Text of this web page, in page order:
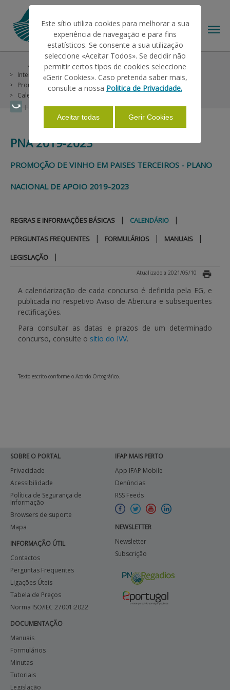
Faça Swipe para ver o menu
O IFAP
AJUDAS/APOIOS
INFORMAÇÕES
PAGAMENTOS
APOIO AO BENEFICIÁRIO
Entrar / Registar
Ajudas/Apoios Outras Ajudas
Histórico
Intervençao em Mercados
Vinho e Vinha
Promoção de Vinho em Países Terceiros
PNA 2019-2023
Calendário
PNA 2019-2023
PROMOÇÃO DE VINHO EM PAISES TERCEIROS - PLANO
NACIONAL DE APOIO 2019-2023
REGRAS E INFORMAÇÕES BÁSICAS | CALENDÁRIO |
PERGUNTAS FREQUENTES | FORMULÁRIOS | MANUAIS |
LEGISLAÇÃO |
Atualizado a 2021/05/10
A calendarização de cada concurso é definida pela EG, e
publicada no respetivo Aviso de Abertura e subsequentes
rectificações.
Para consultar as datas e prazos de um determinado
concurso, consulte o sítio do IVV.
Texto escrito conforme o Acordo Ortográfico.
SOBRE O PORTAL
Privacidade
Acessibilidade
Política de Segurança de
Informação
Browsers de suporte
Mapa
INFORMAÇÃO ÚTIL
Contactos
Perguntas Frequentes
Ligações Úteis
Tabela de Preços
Norma ISO/IEC 27001:2022
DOCUMENTAÇÃO
Manuais
Formulários
Minutas
Tutoriais
Legislação
IFAP MAIS PERTO
App IFAP Mobile
Denúncias
RSS Feeds
NEWSLETTER
Newsletter
Subscrição
Este sítio utiliza cookies para melhorar a sua
experiência de navegação e para fins
estatísticos. Se consente a sua utilização
seleccione «Aceitar Todos». Se decidir não
permitir certos tipos de cookies seleccione
«Gerir Cookies». Caso pretenda saber mais,
consulte a nossa Politica de Privacidade.
Aceitar todas Gerir Cookies